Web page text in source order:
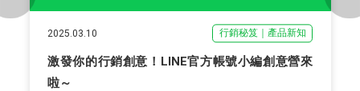
2025.03.10 行銷秘笈｜產品新知
激發你的行銷創意！LINE官方帳號小編創意營來
啦～